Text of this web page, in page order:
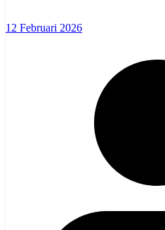
12 Februari 2026